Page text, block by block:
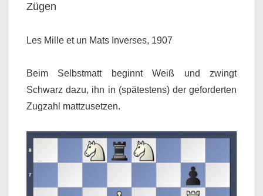
Zügen
Les Mille et un Mats Inverses, 1907
Beim Selbstmatt beginnt Weiß und zwingt
Schwarz dazu, ihn in (spätestens) der geforderten
Zugzahl mattzusetzen.